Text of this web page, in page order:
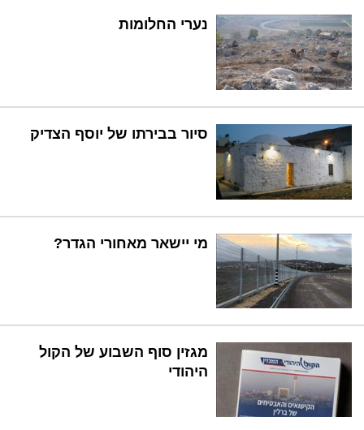
נערי החלומות
סיור בבירתו של יוסף הצדיק
מי יישאר מאחורי הגדר?
מגזין סוף השבוע של הקול
היהודי